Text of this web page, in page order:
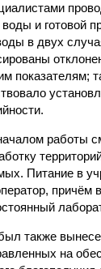
и готовой
в двух
показателям;
работы
Питание в
причём
также
на